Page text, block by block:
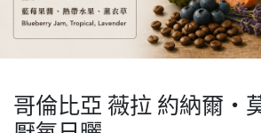
哥倫比亞 薇拉 約納爾・